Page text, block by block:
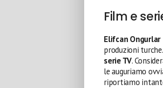
Film e
Elifcan Ongurlar
produzioni
serie TV.
le auguriamo
riportiamo